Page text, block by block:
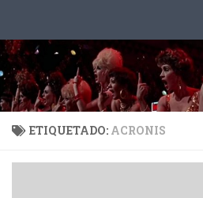
ETIQUETADO: ACRONIS